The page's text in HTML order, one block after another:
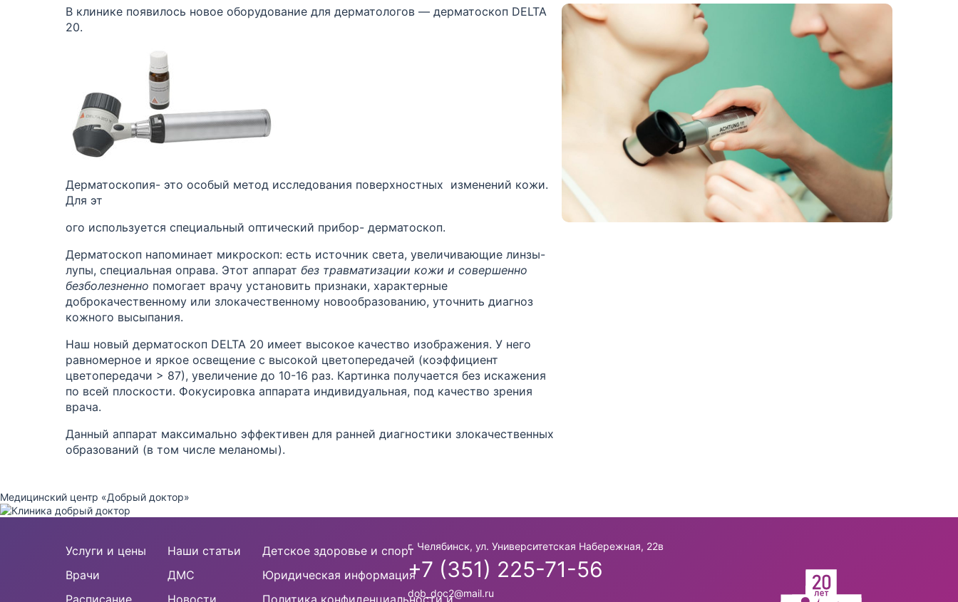
В клинике появилось новое оборудование для дерматологов — дерматоскоп DELTA
20.
Дерматоскопия- это особый метод исследования поверхностных изменений кожи.
Для эт
ого используется специальный оптический прибор- дерматоскоп.
Дерматоскоп напоминает микроскоп: есть источник света, увеличивающие линзы-
лупы, специальная оправа. Этот аппарат без травматизации кожи и совершенно
безболезненно помогает врачу установить признаки, характерные
доброкачественному или злокачественному новообразованию, уточнить диагноз
кожного высыпания.
Наш новый дерматоскоп DELTA 20 имеет высокое качество изображения. У него
равномерное и яркое освещение с высокой цветопередачей (коэффициент
цветопередачи > 87), увеличение до 10-16 раз. Картинка получается без искажения
по всей плоскости. Фокусировка аппарата индивидуальная, под качество зрения
врача.
Данный аппарат максимально эффективен для ранней диагностики злокачественных
образований (в том числе меланомы).
Медицинский центр «Добрый доктор»
Услуги и цены
Врачи
Расписание
Наши статьи
ДМС
Новости
Детское здоровье и спорт
Юридическая информация
Политика конфиденциальности и
г. Челябинск, ул. Университетская Набережная, 22в
+7 (351) 225-71-56
dob_doc2@mail.ru